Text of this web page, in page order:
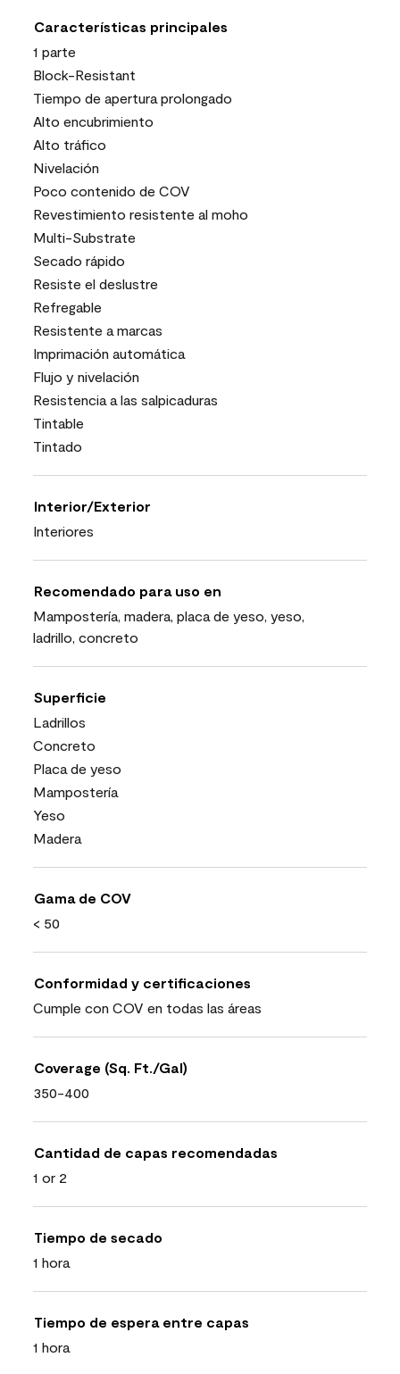
Características principales
1 parte
Block-Resistant
Tiempo de apertura prolongado
Alto encubrimiento
Alto tráfico
Nivelación
Poco contenido de COV
Revestimiento resistente al moho
Multi-Substrate
Secado rápido
Resiste el deslustre
Refregable
Resistente a marcas
Imprimación automática
Flujo y nivelación
Resistencia a las salpicaduras
Tintable
Tintado
Interior/Exterior
Interiores
Recomendado para uso en
Mampostería, madera, placa de yeso, yeso,
ladrillo, concreto
Superficie
Ladrillos
Concreto
Placa de yeso
Mampostería
Yeso
Madera
Gama de COV
< 50
Conformidad y certificaciones
Cumple con COV en todas las áreas
Coverage (Sq. Ft./Gal)
350-400
Cantidad de capas recomendadas
1 or 2
Tiempo de secado
1 hora
Tiempo de espera entre capas
1 hora